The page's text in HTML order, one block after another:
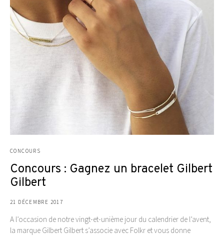
CONCOURS
Concours : Gagnez un bracelet Gilbert
Gilbert
21 DÉCEMBRE 2017
A l’occasion de notre vingt-et-unième jour du calendrier de l’avent,
la marque Gilbert Gilbert s’associe avec Folkr et vous donne